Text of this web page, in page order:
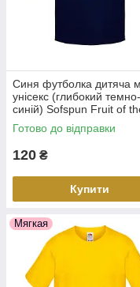
Синя футболка дитяча
унісекс (глибокий темно-
синій) Sofspun Fruit of
Loom
Готово до відправки
120 ₴
Купити
Мягкая